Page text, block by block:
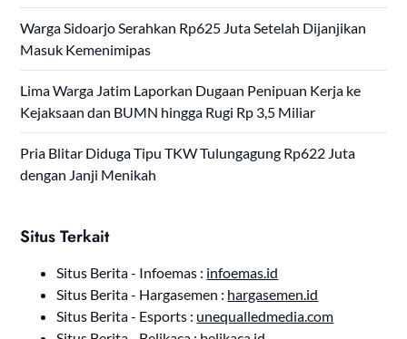
Warga Sidoarjo Serahkan Rp625 Juta Setelah Dijanjikan
Masuk Kemenimipas
Lima Warga Jatim Laporkan Dugaan Penipuan Kerja ke
Kejaksaan dan BUMN hingga Rugi Rp 3,5 Miliar
Pria Blitar Diduga Tipu TKW Tulungagung Rp622 Juta
dengan Janji Menikah
Situs Terkait
Situs Berita - Infoemas : infoemas.id
Situs Berita - Hargasemen : hargasemen.id
Situs Berita - Esports : unequalledmedia.com